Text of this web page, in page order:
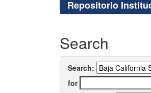
Repositorio
Search
Search:
for